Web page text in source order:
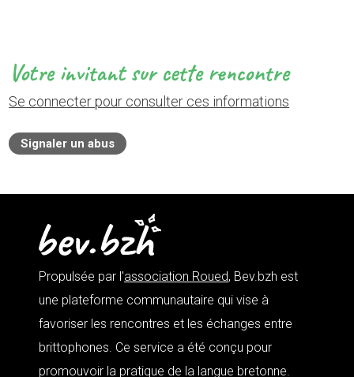
Votre invitant sur cette rencontre
Se connecter pour consulter ces informations
Signaler un abus
Propulsée par l'association Roued, Bev.bzh est
une plateforme communautaire qui vise à
favoriser les rencontres et les échanges entre
brittophones. Ce service a été conçu pour
promouvoir la pratique de la langue bretonne.